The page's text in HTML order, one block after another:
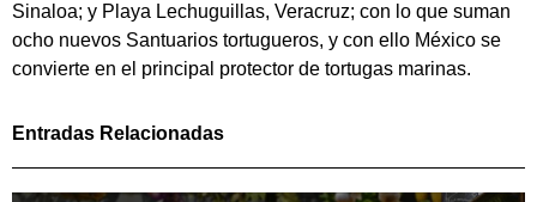
Sinaloa; y Playa Lechuguillas, Veracruz; con lo que suman
ocho nuevos Santuarios tortugueros, y con ello México se
convierte en el principal protector de tortugas marinas.
Entradas Relacionadas